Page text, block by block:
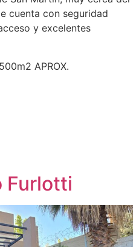
cuenta con seguridad
y excelentes
APROX.
Furlotti